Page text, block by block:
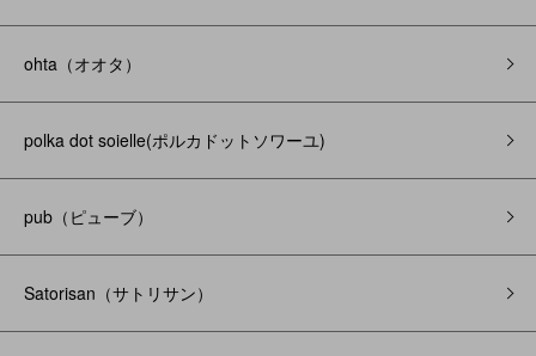
ohta（オオタ）
polka dot soielle(ポルカドットソワーユ)
pub（ピューブ）
Satorisan（サトリサン）